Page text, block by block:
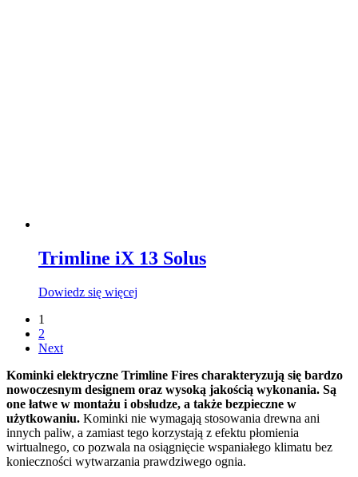
Trimline iX 13 Solus
Dowiedz się więcej
1
2
Next
Kominki elektryczne Trimline Fires charakteryzują się bardzo
nowoczesnym designem oraz wysoką jakością wykonania. Są
one łatwe w montażu i obsłudze, a także bezpieczne w
użytkowaniu. Kominki nie wymagają stosowania drewna ani
innych paliw, a zamiast tego korzystają z efektu płomienia
wirtualnego, co pozwala na osiągnięcie wspaniałego klimatu bez
konieczności wytwarzania prawdziwego ognia.